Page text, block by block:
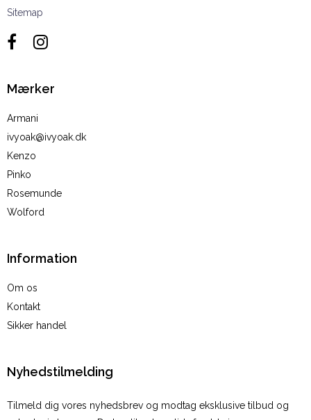
Sitemap
Mærker
Armani
ivyoak@ivyoak.dk
Kenzo
Pinko
Rosemunde
Wolford
Information
Om os
Kontakt
Sikker handel
Nyhedstilmelding
Tilmeld dig vores nyhedsbrev og modtag eksklusive tilbud og